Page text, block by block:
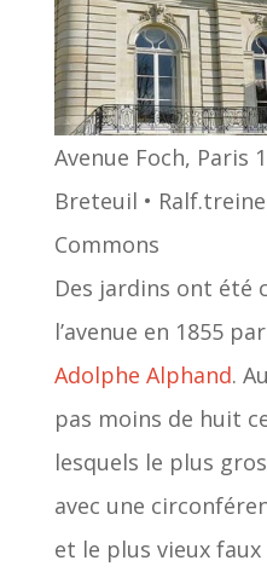
Avenue Foch, Paris
Breteuil •
Commons
Des jardins ont été
l’avenue en 1855
Adolphe Alphand.
pas moins de huit
lesquels le plus
avec une
et le plus vieux